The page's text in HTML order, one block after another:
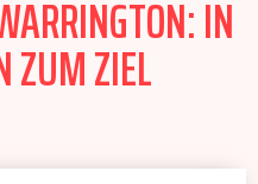
IN
ZUM ZIEL